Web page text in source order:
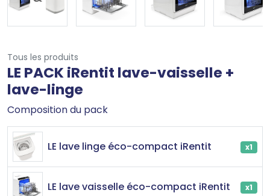
Tous les produits
LE PACK iRentit lave-vaisselle +
lave-linge
Composition du pack
LE lave linge éco-compact iRentit x1
LE lave vaisselle éco-compact iRentit x1